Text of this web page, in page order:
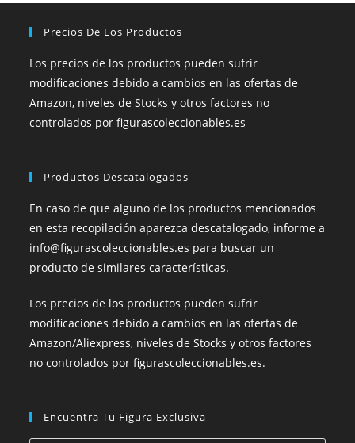
Precios De Los Productos
Los precios de los productos pueden sufrir
modificaciones debido a cambios en las ofertas de
Amazon, niveles de Stocks y otros factores no
controlados por figurascoleccionables.es
Productos Descatalogados
En caso de que alguno de los productos mencionados
en esta recopilación aparezca descatalogado, informe a
info@figurascoleccionables.es para buscar un
producto de similares características.
Los precios de los productos pueden sufrir
modificaciones debido a cambios en las ofertas de
Amazon/Aliexpress, niveles de Stocks y otros factores
no controlados por figurascoleccionables.es.
Encuentra Tu Figura Exclusiva